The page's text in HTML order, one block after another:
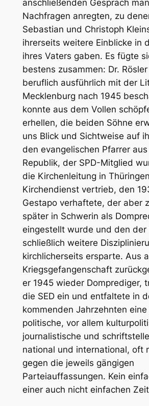
anschließenden Gespräch
Nachfragen anregten, zu
Sebastian und Christoph
ihrerseits weitere Einblicke in
ihres Vaters gaben. Es fügte
bestens zusammen: Dr.
beruflich ausführlich mit der
Mecklenburg nach 1945
konnte aus dem Vollen
erhellen, die beiden Söhne
uns Blick und Sichtweise auf
den evangelischen Pfarrer
Republik, der SPD-Mitglied
die Kirchenleitung in
Kirchendienst vertrieb, den
Gestapo verhaftete, der aber
später in Schwerin als
eingestellt wurde und den der
schließlich weitere
kirchlicherseits ersparte. Aus
Kriegsgefangenschaft
er 1945 wieder Domprediger,
die SED ein und entfaltete in
kommenden Jahrzehnten
politische, vor allem
journalistische und
national und international, oft
gegen die jeweils gängigen
Parteiauffassungen. Kein
einer auch nicht einfachen